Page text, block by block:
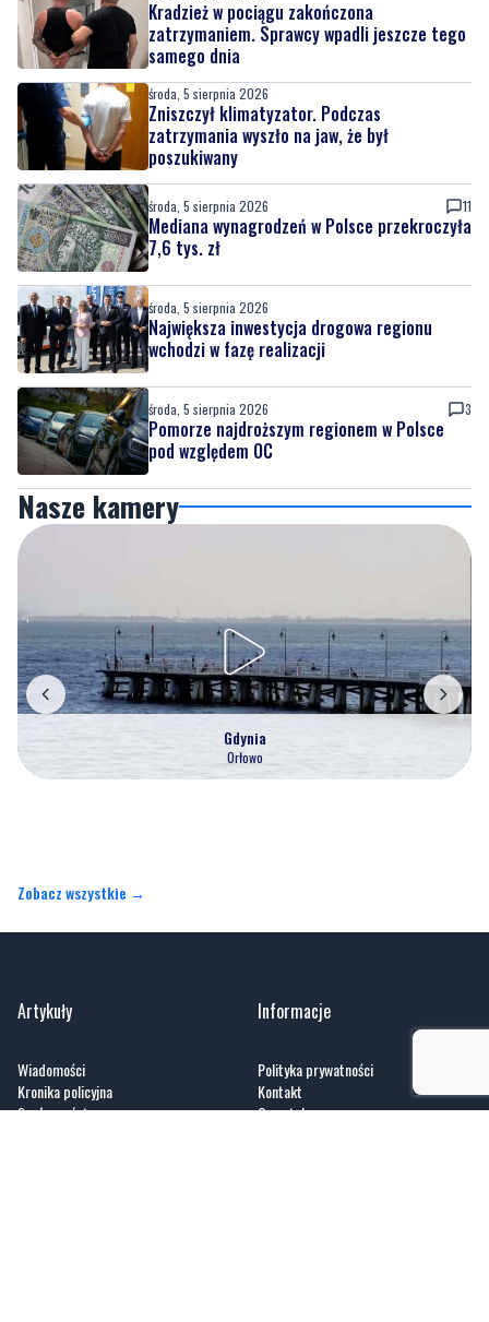
Kradzież w pociągu zakończona
zatrzymaniem. Sprawcy wpadli jeszcze tego
samego dnia
środa, 5 sierpnia 2026
Zniszczył klimatyzator. Podczas
zatrzymania wyszło na jaw, że był
poszukiwany
środa, 5 sierpnia 2026 11
Mediana wynagrodzeń w Polsce przekroczyła
7,6 tys. zł
środa, 5 sierpnia 2026
Największa inwestycja drogowa regionu
wchodzi w fazę realizacji
środa, 5 sierpnia 2026 3
Pomorze najdroższym regionem w Polsce
pod względem OC
Nasze kamery
Gdynia
Orłowo
Zobacz wszystkie →
Artykuły
Wiadomości
Kronika policyjna
Społeczeństwo
Informacje
Polityka prywatności
Kontakt
O portalu